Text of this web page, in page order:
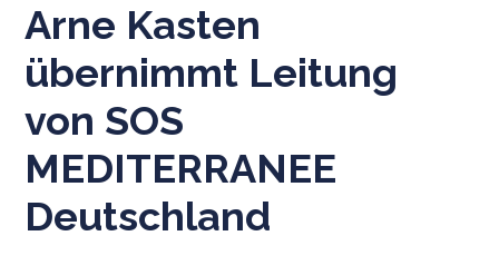
Arne Kasten
übernimmt Leitung
von SOS
MEDITERRANEE
Deutschland